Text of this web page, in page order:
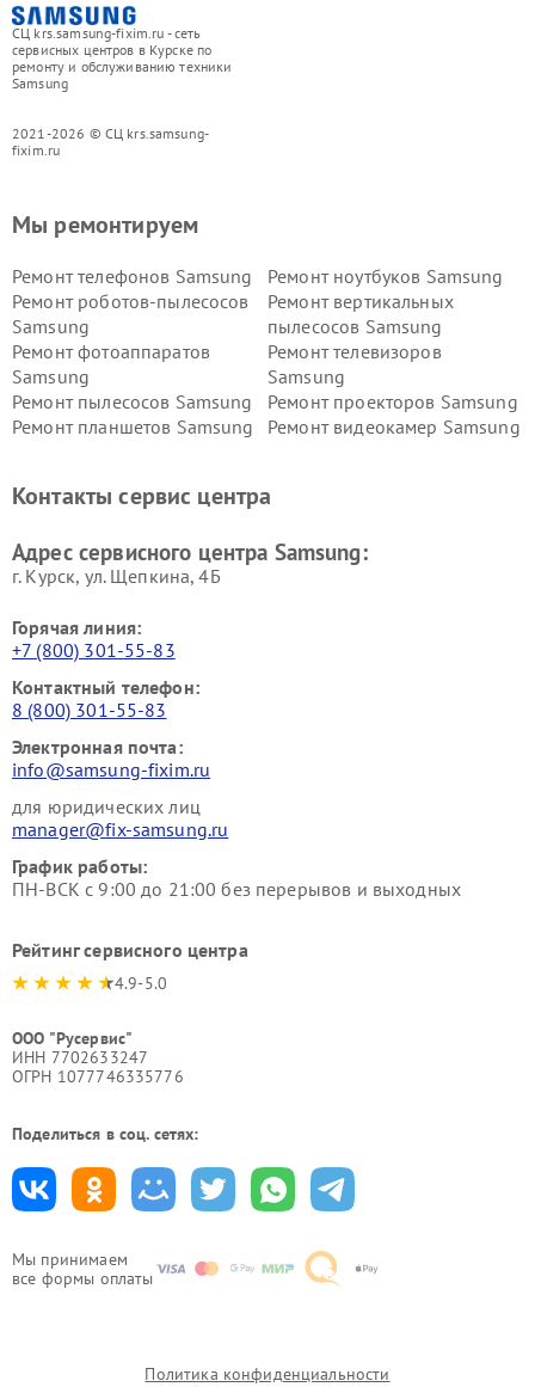
СЦ krs.samsung-fixim.ru - сеть
сервисных центров в Курске по
ремонту и обслуживанию техники
Samsung
2021-2026 © СЦ krs.samsung-
fixim.ru
Мы принимаем
все формы оплаты
Мы ремонтируем
Ремонт телефонов Samsung
Ремонт ноутбуков Samsung
Ремонт роботов-пылесосов
Samsung
Ремонт вертикальных
пылесосов Samsung
Ремонт фотоаппаратов
Samsung
Ремонт телевизоров
Samsung
Ремонт пылесосов Samsung
Ремонт проекторов Samsung
Ремонт планшетов Samsung
Ремонт видеокамер Samsung
Контакты сервис центра
Адрес сервисного центра Samsung:
г. Курск, ул. Щепкина, 4Б
Горячая линия:
+7 (800) 301-55-83
Контактный телефон:
8 (800) 301-55-83
Электронная почта:
info@samsung-fixim.ru
для юридических лиц
manager@fix-samsung.ru
График работы:
ПН-ВСК с 9:00 до 21:00 без перерывов и выходных
Рейтинг сервисного центра
4.9-5.0
ООО "Русервис"
ИНН 7702633247
ОГРН 1077746335776
Поделиться в соц. сетях:
Политика конфиденциальности